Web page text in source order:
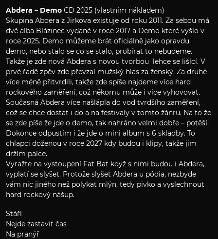
Abdera – Demo CD 2025 (vlastním nákladem)
Skupina Abdera z Jirkova existuje od roku 2011. Za sebou má
dvě alba Blázinec vydané v roce 2017 a Demo které vyšlo v
roce 2025. Demo můžeme brát oficiálně jako opravdu
demo, nebo stalo se co se stalo, probírat to nebudeme.
Takže je zde nová Abdera s novou tvorbou lehce se lišící. V
prvé řadě zpěv zde převzal mužský hlas za ženský. Za druhé
více méně přitvrdili, takže zde spíše najdeme více hard
rockového zaměření, což někomu může i více vyhovovat.
Současná Abdera více našlápla do vod tvrdšího zaměření,
což se chce dostat i do a na festivaly v tomto žánru. Na to že
se zde píše že jde o demo, tak nahráno velmi dobře – potěší.
Dokonce odpustím i že jde o mini album s 6 skladby. To
chlapci doženou v roce 2027 kdy budou i klipy, takže jim
držím palce.
Vyražte na vystoupení Fat Bat když s nimi budou i Abdera,
vyplatí se slyšet. Protože slyšet Abdera u pódia, nezbyde
vám nic jiného než polykat mlýn, tedy pivko a vyslechnout
hard rockový nášup.
Stáří
Nejde zastavit čas
Na pranýř